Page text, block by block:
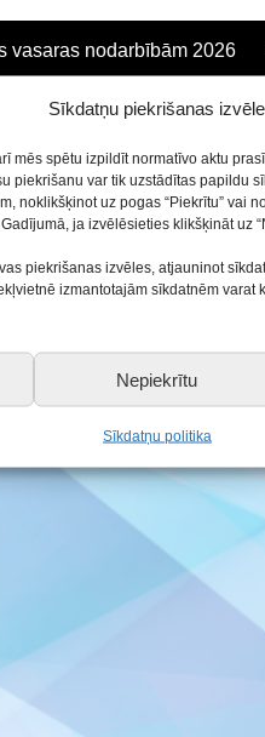
Sīkdatņu piekrišanas izvēle
mēs spētu izpildīt normatīvo aktu
piekrišanu var tik uzstādītas papildu
noklikšķinot uz pogas “Piekrītu” vai
ja izvēlēsieties klikšķināt uz
piekrišanas izvēles, atjauninot
izmantotajām sīkdatnēm varat
Nepiekrītu
Sīkdatņu politika
vasaras nodarbībām 2026